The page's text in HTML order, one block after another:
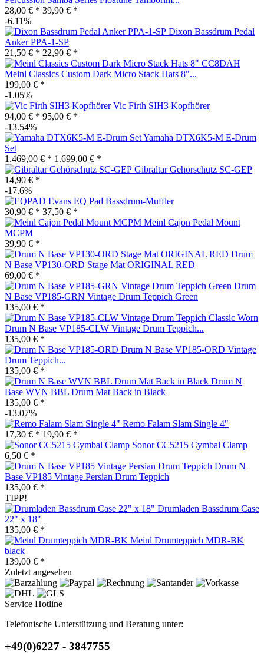
28,00 € * 39,90 € *
-6.11%
Dixon Bassdrum Pedal
Anker PPA-1-SP
21,50 € * 22,90 € *
Meinl Classics Custom Dark Micro Stack Hats 8"...
199,00 € *
-1.05%
Vic Firth SIH3 Kopfhörer
94,00 € * 95,00 € *
-13.54%
Yamaha DTX6K5-M E-Drum
Set
1.469,00 € * 1.699,00 € *
Gibraltar Gehörschutz SC-GEP
14,90 € *
-17.6%
Evans EQ Pad Bassdrum-Muffler
30,90 € * 37,50 € *
Meinl Cajon Pedal Mount
MCPM
39,90 € *
Drum
N Base VP130-ORD Stage Mat ORIGINAL RED
69,00 € *
Drum
N Base VP185-GRN Vintage Drum Teppich Green
135,00 € *
Drum N Base VP185-CLW Vintage Drum Teppich...
135,00 € *
Drum N Base VP185-ORD Vintage
Drum Teppich...
135,00 € *
Drum N
Base WVN BBL Drum Mat Back in Black
135,00 € *
-13.07%
Remo Falam Slam Single 4"
17,30 € * 19,90 € *
Sonor CC5215 Cymbal Clamp
6,50 € *
Drum N
Base VP185 Vintage Persian Drum Teppich
135,00 € *
TIPP!
Drumladen Bassdrum Case
22" x 18"
135,00 € *
Meinl Drumteppich MDR-BK
black
139,00 € *
Zuletzt angesehen
Service Hotline
Telefonische Unterstützung und Beratung unter:
+49(0)6227 - 3847755